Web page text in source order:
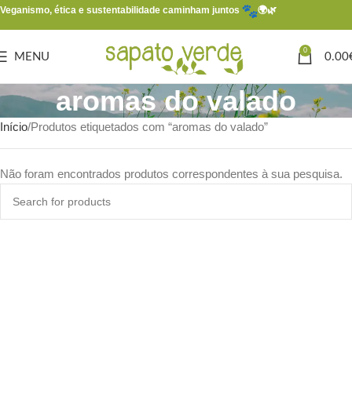
Veganismo, ética e sustentabilidade caminham juntos 🌍🌿
MENU
0
0.00
aromas do valado
Início Produtos etiquetados com “aromas do valado”
Não foram encontrados produtos correspondentes à sua pesquisa.